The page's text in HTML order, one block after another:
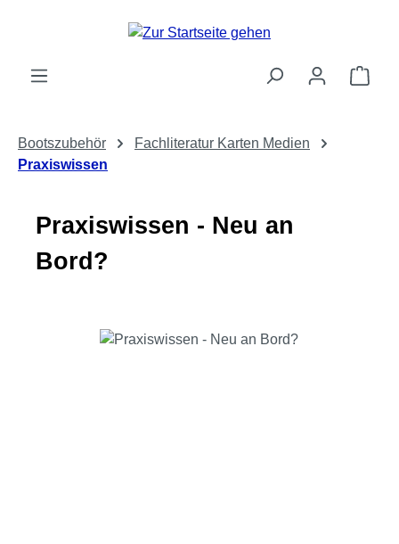
Zum Hauptinhalt springen
Bootszubehör
Fachliteratur Karten Medien
Praxiswissen
Praxiswissen - Neu an
Bord?
Bildergalerie überspringen